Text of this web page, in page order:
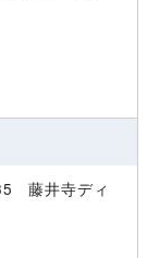
藤井寺ディ